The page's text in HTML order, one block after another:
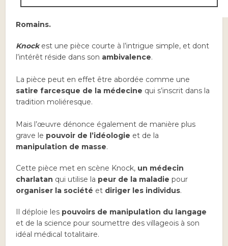
Romains.
Knockest une pièce courte à l’intrigue simple, et dont
l’intérêt réside dans son ambivalence.
La pièce peut en effet être abordée comme une
satire farcesque de la médecine qui s’inscrit dans la
tradition moliéresque.
Mais l’œuvre dénonce également de manière plus
grave le pouvoir de l’idéologie et de la
manipulation de masse.
Cette pièce met en scène Knock, un médecin
charlatan qui utilise la peur de la maladie pour
organiser la société et diriger les individus.
Il déploie les pouvoirs de manipulation du langage
et de la science pour soumettre des villageois à son
idéal médical totalitaire.